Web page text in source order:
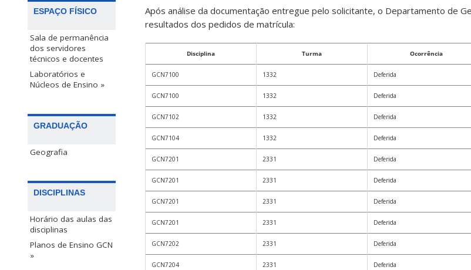
ESPAÇO FÍSICO
Sala de permanência
dos servidores
técnicos e docentes
Laboratórios e
Núcleos de Ensino »
GRADUAÇÃO
Geografia
DISCIPLINAS
Horário das aulas das
disciplinas
Planos de Ensino GCN
»
Após análise da documentação entregue pelo solicitante, o Departamento de
resultados dos pedidos de matrícula:
Disciplina Turma Ocorrência
GCN7100 1332 Deferida
GCN7100 1332 Deferida
GCN7102 1332 Deferida
GCN7104 1332 Deferida
GCN7201 2331 Deferida
GCN7201 2331 Deferida
GCN7201 2331 Deferida
GCN7201 2331 Deferida
GCN7202 2331 Deferida
GCN7204 2331 Deferida